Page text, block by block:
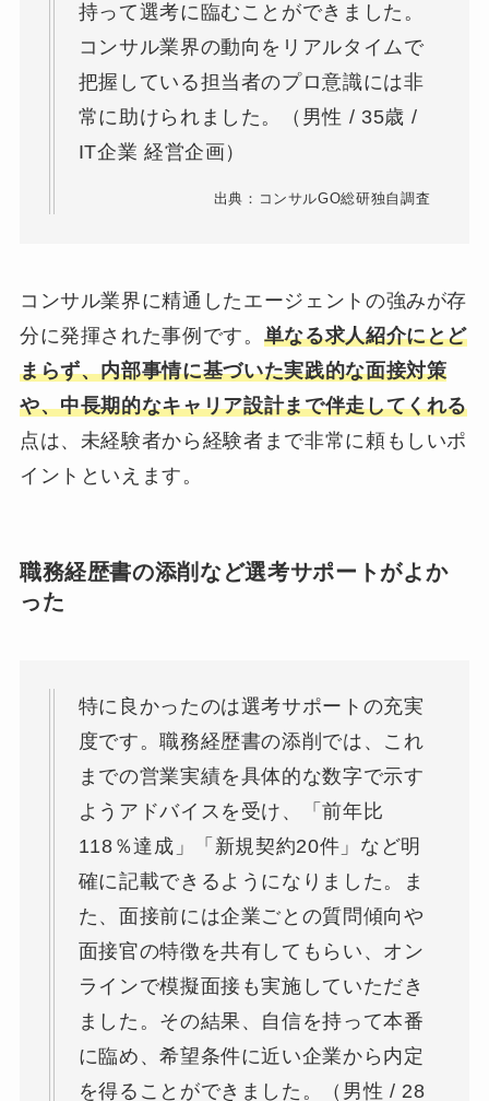
持って選考に臨むことができました。
コンサル業界の動向をリアルタイムで
把握している担当者のプロ意識には非
常に助けられました。（男性 / 35歳 /
IT企業 経営企画）
出典：コンサルGO総研独自調査
コンサル業界に精通したエージェントの強みが存
分に発揮された事例です。 単なる求人紹介にとど
まらず、内部事情に基づいた実践的な面接対策
や、中長期的なキャリア設計まで伴走してくれる
点は、未経験者から経験者まで非常に頼もしいポ
イントといえます。
職務経歴書の添削など選考サポートがよか
った
特に良かったのは選考サポートの充実
度です。職務経歴書の添削では、これ
までの営業実績を具体的な数字で示す
ようアドバイスを受け、「前年比
118％達成」「新規契約20件」など明
確に記載できるようになりました。ま
た、面接前には企業ごとの質問傾向や
面接官の特徴を共有してもらい、オン
ラインで模擬面接も実施していただき
ました。その結果、自信を持って本番
に臨め、希望条件に近い企業から内定
を得ることができました。（男性 / 28